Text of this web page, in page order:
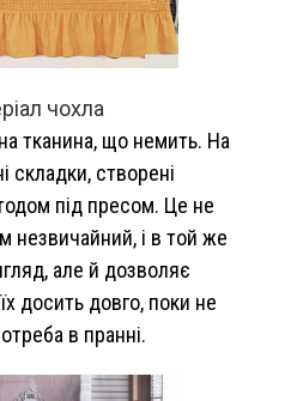
чохла
тканина, що немить. На
складки, створені
під пресом. Це не
незвичайний, і в той же
але й дозволяє
досить довго, поки не
в пранні.